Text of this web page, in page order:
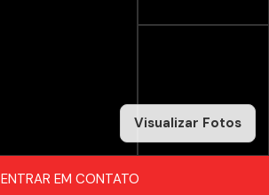
Visualizar Fotos
ENTRAR EM CONTATO